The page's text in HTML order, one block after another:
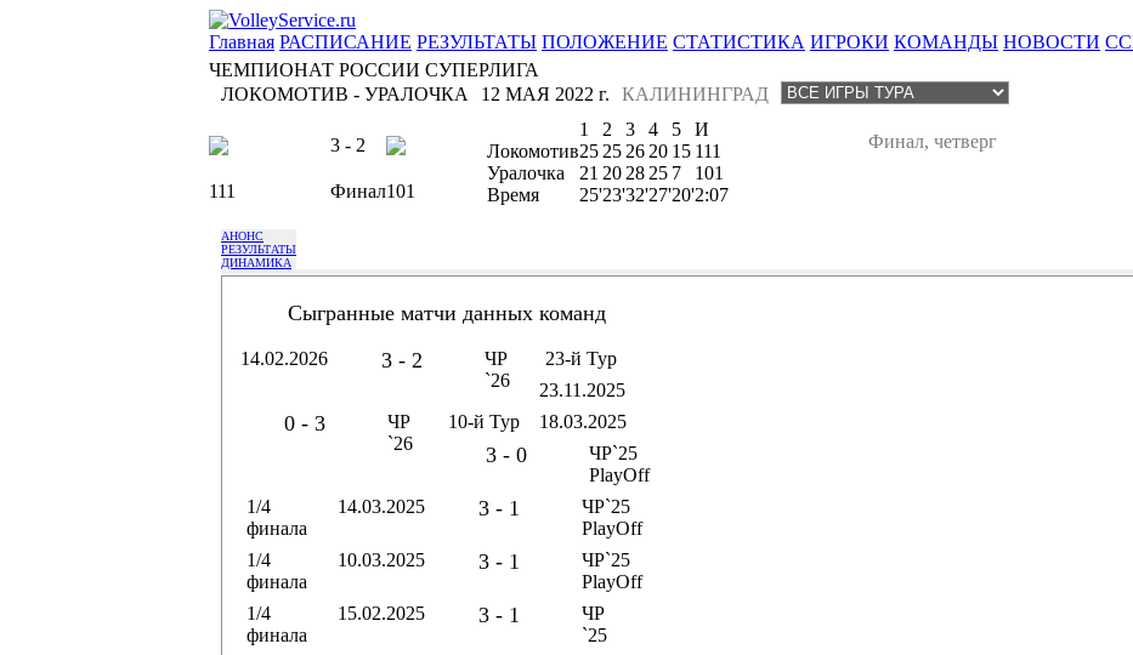
Главная РАСПИСАНИЕ РЕЗУЛЬТАТЫ ПОЛОЖЕНИЕ СТАТИСТИКА ИГРОКИ КОМАНДЫ НОВОСТИ
ЧЕМПИОНАТ РОССИИ СУПЕРЛИГА
ЛОКОМОТИВ - УРАЛОЧКА
КАЛИНИНГРАД
12 МАЯ 2022 г.
3 - 2
111 Финал101
Финал, четверг
1 2 3 4 5
И
Локомотив25 25 26 20 15 111
Уралочка
21 20 28 25 7
101
Время
25'23'32'27'20'2:07
АНОНС
РЕЗУЛЬТАТЫ
ДИНАМИКА
Сыгранные матчи данных команд
14.02.2026 3 - 2
ЧР
`26
23-й Тур
23.11.2025
0 - 3
ЧР
`26
10-й Тур 18.03.2025
3 - 0
ЧР`25
PlayOff
1/4
финала
14.03.2025 3 - 1
ЧР`25
PlayOff
1/4
финала
10.03.2025 3 - 1
ЧР`25
PlayOff
1/4
финала
15.02.2025 3 - 1
ЧР
`25